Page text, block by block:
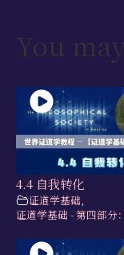
联系我们
You
4.4 自我转化
证道学基础,
证道学基础 - 第四部分